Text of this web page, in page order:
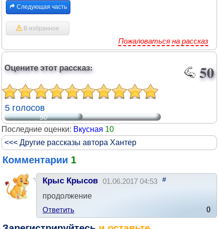
Следующая часть
В избранное
Пожаловаться на рассказ
Оцените этот рассказ: 50
5 голосов
50
Последние оценки: Вкусная 10
<<< Другие рассказы автора Хантер
Комментарии 1
Крыс Крысов 01.06.2017 04:53 #
продолжение
Ответить
0